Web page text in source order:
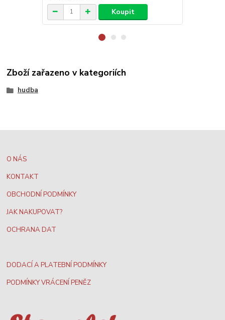
Koupit
Zboží zařazeno v kategoriích
hudba
O NÁS
KONTAKT
OBCHODNÍ PODMÍNKY
JAK NAKUPOVAT?
OCHRANA DAT
DODACÍ A PLATEBNÍ PODMÍNKY
PODMÍNKY VRÁCENÍ PENĚZ